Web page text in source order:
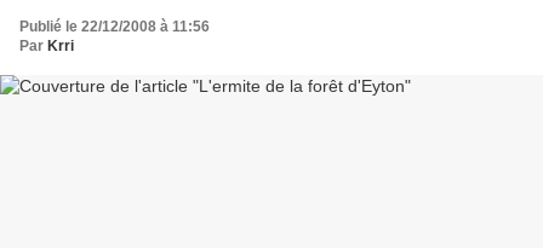
Publié le 22/12/2008 à 11:56
Par Krri